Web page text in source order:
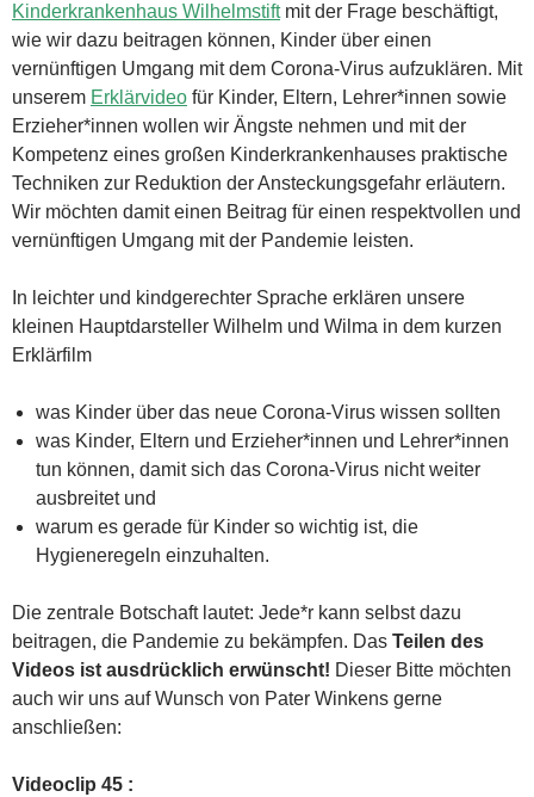
Kinderkrankenhaus Wilhelmstiftmit der Frage beschäftigt,
wie wir dazu beitragen können, Kinder über einen
vernünftigen Umgang mit dem Corona-Virus aufzuklären. Mit
unserem Erklärvideo für Kinder, Eltern, Lehrer*innen sowie
Erzieher*innen wollen wir Ängste nehmen und mit der
Kompetenz eines großen Kinderkrankenhauses praktische
Techniken zur Reduktion der Ansteckungsgefahr erläu­tern.
Wir möchten damit einen Beitrag für einen respektvollen und
vernünftigen Umgang mit der Pandemie leisten.
In leichter und kindgerechter Sprache erklären unsere
kleinen Hauptdarsteller Wilhelm und Wilma in dem kurzen
Erklärfilm
was Kinder über das neue Corona-Virus wissen sollten
was Kinder, Eltern und Erzieher*innen und Lehrer*innen
tun können, damit sich das Corona-Virus nicht weiter
ausbreitet und
warum es gerade für Kinder so wichtig ist, die
Hygieneregeln einzuhalten.
Die zentrale Botschaft lautet: Jede*r kann selbst dazu
beitragen, die Pandemie zu bekämpfen. Das Teilen des
Videos ist ausdrücklich erwünscht! Dieser Bitte möchten
auch wir uns auf Wunsch von Pater Winkens gerne
anschließen:
Videoclip 45 :